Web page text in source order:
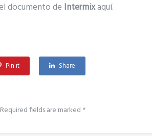
documento de Intermixaquí.
Pin it Share
Required fields are marked *